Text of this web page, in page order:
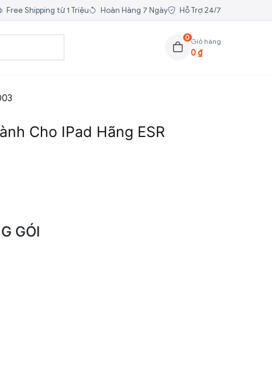
Free Shipping từ 1 Triệu Hoàn Hàng 7 Ngày Hỗ Trợ 24/7
0Giỏ hàng
0₫
Cho IPad Hãng ESR
GÓI